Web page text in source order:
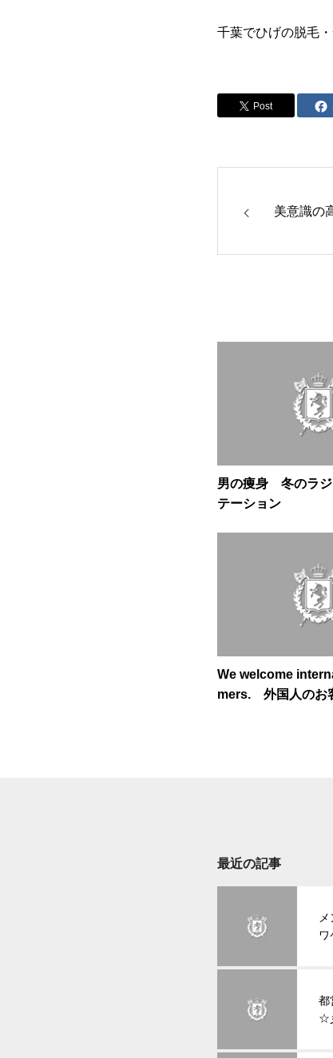
千葉でひげの脱毛
Post
美意識の
男の痩身 冬のラジ
テーション
We welcome
mers. 外国人のお
最近の記事
ワ
都
☆